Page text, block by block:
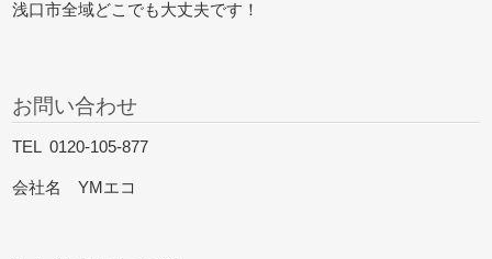
浅口市全域どこでも大丈夫です！
お問い合わせ
TEL 0120-105-877
会社名 YMエコ